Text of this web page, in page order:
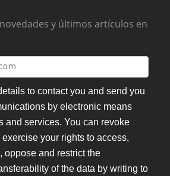
y últimos artículos en
to contact you and send you
by electronic means
and services. You can revoke
your rights to access,
oppose and restrict the
of the data by writing to